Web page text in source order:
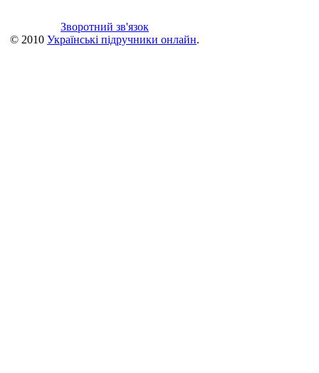
Зворотний зв'язок
© 2010 Українські підручники онлайн.